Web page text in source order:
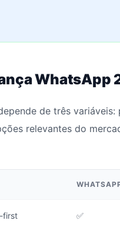
WhatsApp
de três
relevantes do
first ✅